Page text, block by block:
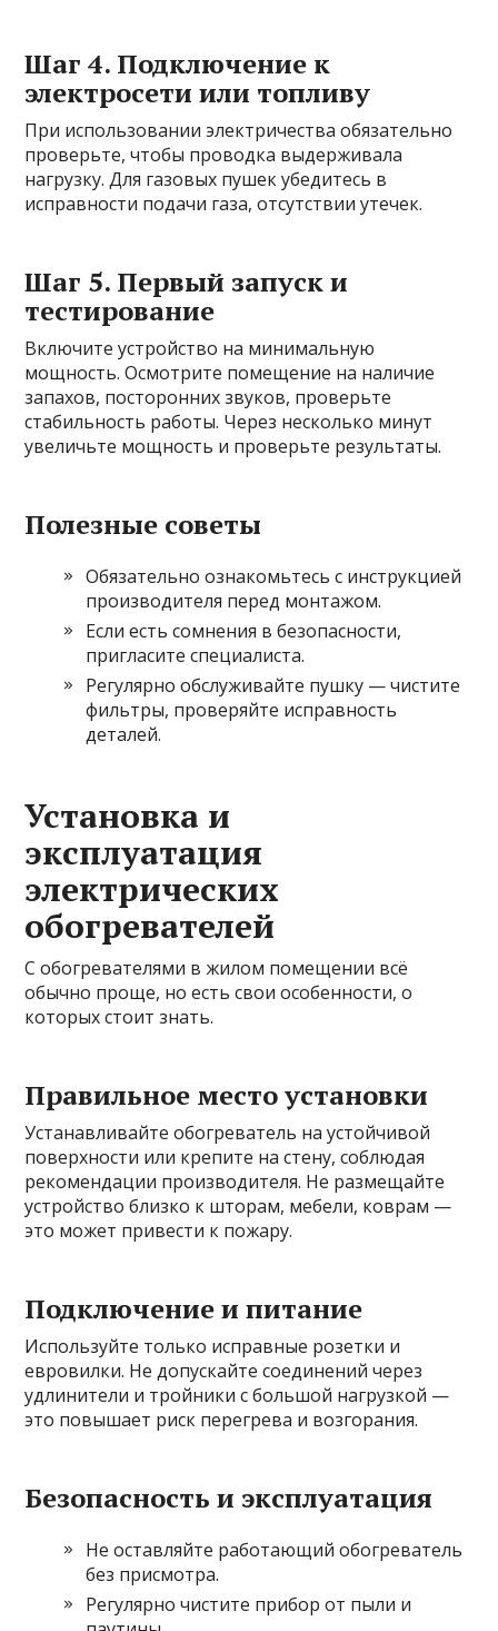
Шаг 4. Подключение к
электросети или топливу
При использовании электричества обязательно
проверьте, чтобы проводка выдерживала
нагрузку. Для газовых пушек убедитесь в
исправности подачи газа, отсутствии утечек.
Шаг 5. Первый запуск и
тестирование
Включите устройство на минимальную
мощность. Осмотрите помещение на наличие
запахов, посторонних звуков, проверьте
стабильность работы. Через несколько минут
увеличьте мощность и проверьте результаты.
Полезные советы
Обязательно ознакомьтесь с инструкцией
производителя перед монтажом.
Если есть сомнения в безопасности,
пригласите специалиста.
Регулярно обслуживайте пушку — чистите
фильтры, проверяйте исправность
деталей.
Установка и
эксплуатация
электрических
обогревателей
С обогревателями в жилом помещении всё
обычно проще, но есть свои особенности, о
которых стоит знать.
Правильное место установки
Устанавливайте обогреватель на устойчивой
поверхности или крепите на стену, соблюдая
рекомендации производителя. Не размещайте
устройство близко к шторам, мебели, коврам —
это может привести к пожару.
Подключение и питание
Используйте только исправные розетки и
евровилки. Не допускайте соединений через
удлинители и тройники с большой нагрузкой —
это повышает риск перегрева и возгорания.
Безопасность и эксплуатация
Не оставляйте работающий обогреватель
без присмотра.
Регулярно чистите прибор от пыли и